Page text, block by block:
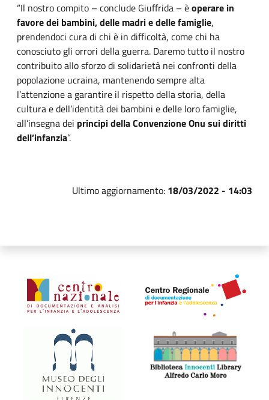
“Il nostro compito – conclude Giuffrida – èoperare in
favore dei bambini, delle madri e delle famiglie,
prendendoci cura di chi è in difficoltà, come chi ha
conosciuto gli orrori della guerra. Daremo tutto il nostro
contribuito allo sforzo di solidarietà nei confronti della
popolazione ucraina, mantenendo sempre alta
l’attenzione a garantire il rispetto della storia, della
cultura e dell’identità dei bambini e delle loro famiglie,
all’insegna dei principi della Convenzione Onu sui diritti
dell’infanzia”.
Ultimo aggiornamento: 18/03/2022 - 14:03
Organismi collegati